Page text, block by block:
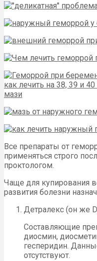
Все препараты от
применяться строго
проктологом.
Чаще для купирования
развития болезни
Детралекс (он же
Составляющие
диосмин,
гесперидин.
отсутствуют.